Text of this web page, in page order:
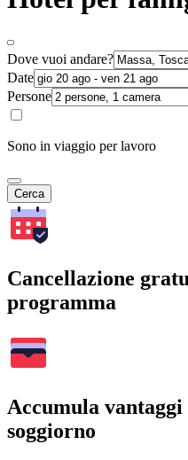
Dove vuoi andare?
Date
Persone
Sono in viaggio per lavoro
Cerca
Cancellazione
programma
Accumula
soggiorno